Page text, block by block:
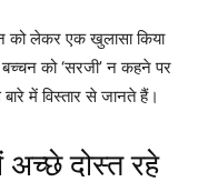
को लेकर एक खुलासा किया
को ‘सरजी’ न कहने पर
में विस्तार से जानते हैं।
अच्छे दोस्त रहे